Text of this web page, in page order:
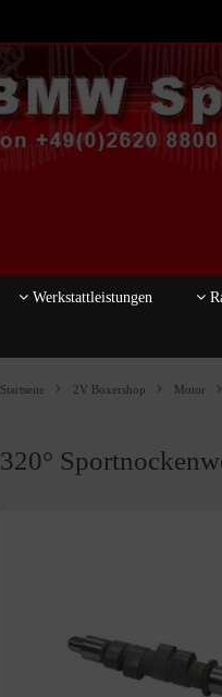
Werkstattleistungen
Startseite 2V Boxershop Motor
320°